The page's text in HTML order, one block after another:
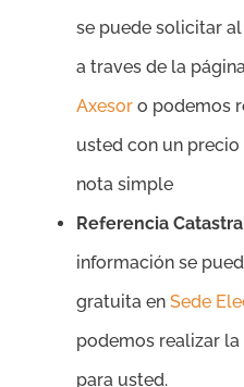
se puede solicitar
a traves de la
Axesor o podemos
usted con un precio
nota simple
Referencia
información se
gratuita en Sede
podemos realizar
para usted.